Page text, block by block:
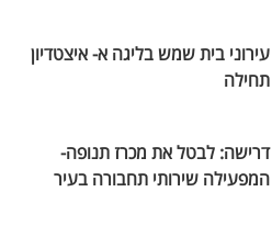
עירוני בית שמש בליגה א- איצטדיון
תחילה
דרישה: לבטל את מכרז תנופה-
המפעילה שירותי תחבורה בעיר